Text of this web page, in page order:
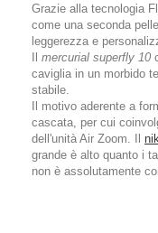
Grazie alla tecnologia
come una seconda
leggerezza e
mercurial superfly 10
caviglia in un morbido
stabile.
Il motivo aderente a
cascata, per cui
dell'unità Air Zoom. Il
grande è alto quanto i
non è assolutamente